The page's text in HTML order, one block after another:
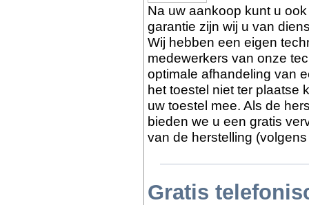
Na uw aankoop kunt u
garantie zijn wij u van
Wij hebben een eigen
medewerkers van onze
optimale afhandeling van
het toestel niet ter plaatse
uw toestel mee. Als de
bieden we u een gratis
van de herstelling
Gratis